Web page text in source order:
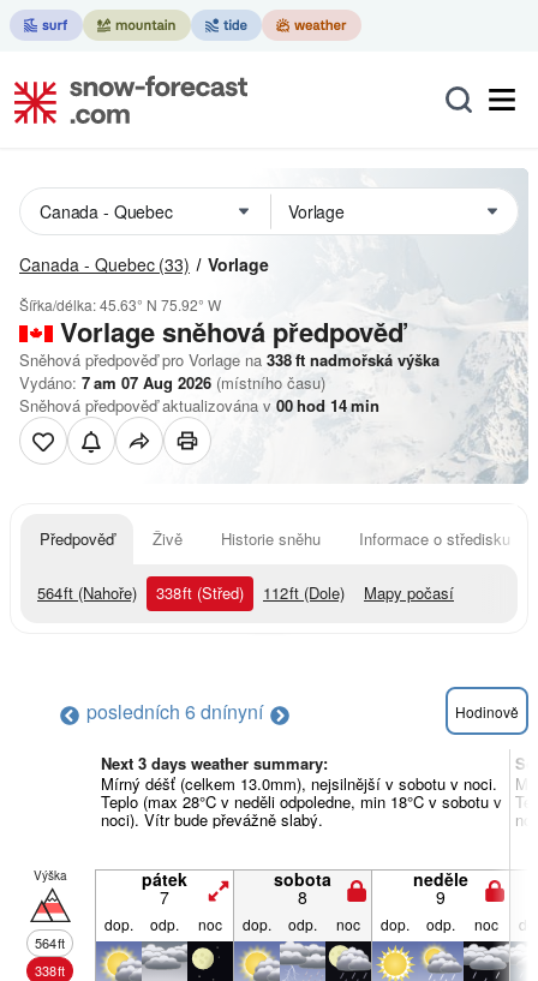
Canada - Quebec (33) Vorlage
Šířka/délka:45.63° N 75.92° W
Vorlagesněhová předpověď
Sněhová předpověď pro Vorlage na 338ft nadmořská výška
Vydáno: 7 am 07 Aug 2026 (místního času)
Sněhová předpověď aktualizována v 00hod 14min
Předpověď Živě Historie sněhu Informace o středisku
564ft (Nahoře) 338ft (Střed) 112ft (Dole) Mapy počasí
posledních 6 dnínyní Hodinově
Next 3 days weather summary:
Mírný déšť (celkem 13.0mm), nejsilnější v sobotu v noci.
Teplo (max 28°C v neděli odpoledne, min 18°C v sobotu v
noci). Vítr bude převážně slabý.
Výška
564ft
338ft
pátek
7
sobota
8
neděle
9
dop. odp. noc dop. odp. noc dop. odp. noc